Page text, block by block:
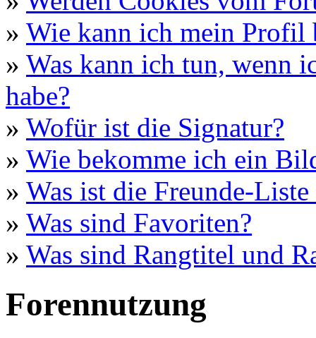
» Wie kann ich mein Profil
» Was kann ich tun, wenn
habe?
» Wofür ist die Signatur?
» Wie bekomme ich ein
» Was ist die Freunde-
» Was sind Favoriten?
» Was sind Rangtitel und
Forennutzung